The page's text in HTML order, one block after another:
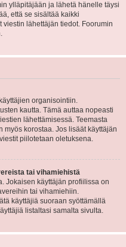
ylläpitäjään ja lähetä hänelle täysi
että se sisältää kaikki
lähettäjän tiedot. Foorumin
organisointiin.
kautta. Tämä auttaa nopeasti
lähettämisessä. Teemasta
korostaa. Jos lisäät käyttäjän
piilotetaan oletuksena.
tai vihamiehistä
Jokaisen käyttäjän profiilissa on
tai vihamiehiin.
käyttäjiä suoraan syöttämällä
listaltasi samalta sivulta.